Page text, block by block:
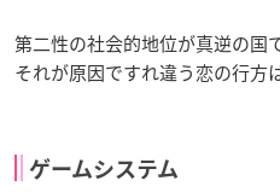
第二性の社会的地位が真逆の国
それが原因ですれ違う恋の行
ゲームシステム